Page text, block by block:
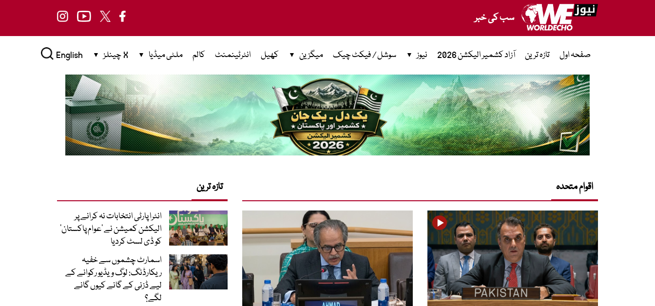
سب کی خبر
صفحہ اول تازہ ترین آزاد کشمیر الیکشن 2026 نیوز سوشل / فیکٹ چیک میگزین کھیل انٹرٹینمنٹ کالم ملٹی میڈیا X چینلز English
اقوام متحدہ تازہ ترین
انٹرا پارٹی انتخابات نہ کرانے پر
الیکشن کمیشن نے ’عوام پاکستان‘
کو ڈی لسٹ کردیا
اسمارٹ چشموں سے خفیہ
ریکارڈنگ: لوگ ویڈیو رکوانے کے
لیے ڈزنی کے گانے کیوں گانے
لگے؟